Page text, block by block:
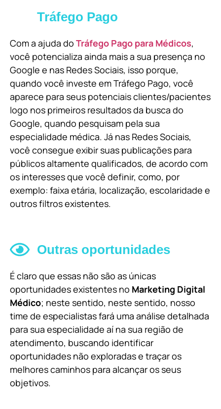
Tráfego Pago
Com a ajuda do Tráfego Pago para Médicos,
você potencializa ainda mais a sua presença no
Google e nas Redes Sociais, isso porque,
quando você investe em Tráfego Pago, você
aparece para seus potenciais clientes/pacientes
logo nos primeiros resultados da busca do
Google, quando pesquisam pela sua
especialidade médica. Já nas Redes Sociais,
você consegue exibir suas publicações para
públicos altamente qualificados, de acordo com
os interesses que você definir, como, por
exemplo: faixa etária, localização, escolaridade e
outros filtros existentes.
Outras oportunidades
É claro que essas não são as únicas
oportunidades existentes no Marketing Digital
Médico; neste sentido, neste sentido, nosso
time de especialistas fará uma análise detalhada
para sua especialidade aí na sua região de
atendimento, buscando identificar
oportunidades não exploradas e traçar os
melhores caminhos para alcançar os seus
objetivos.